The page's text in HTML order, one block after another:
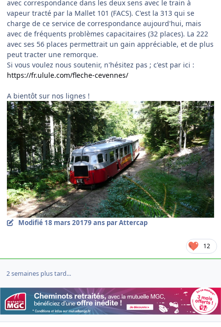
avec correspondance dans les deux sens avec le train à
vapeur tracté par la Mallet 101 (FACS). C'est la 313 qui se
charge de ce service de correspondance aujourd'hui, mais
avec de fréquents problèmes capacitaires (32 places). La 222
avec ses 56 places permettrait un gain appréciable, et de plus
peut tracter une remorque.
Si vous voulez nous soutenir, n'hésitez pas ; c'est par ici :
https://fr.ulule.com/fleche-cevennes/
A bientôt sur nos lignes !
Modifié 18 mars 20179 ans par Attercap
12
2 semaines plus tard...